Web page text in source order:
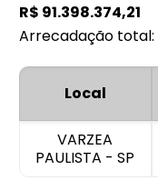
R$ 91.398.374,21
Arrecadação total:
Local
VARZEA
PAULISTA - SP